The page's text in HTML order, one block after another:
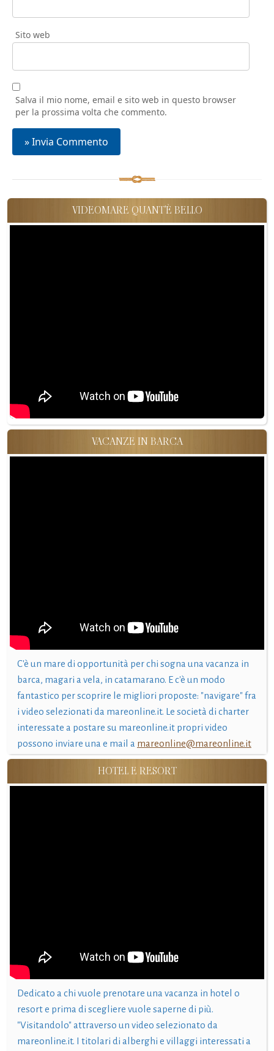
Sito web
Salva il mio nome, email e sito web in questo browser
per la prossima volta che commento.
VIDEOMARE QUANT'È BELLO
VACANZE IN BARCA
C'è un mare di opportunità per chi sogna una vacanza in
barca, magari a vela, in catamarano. E c'è un modo
fantastico per scoprire le migliori proposte: "navigare" fra
i video selezionati da mareonline.it. Le società di charter
interessate a postare su mareonline.it propri video
possono inviare una e mail a mareonline@mareonline.it
HOTEL E RESORT
Dedicato a chi vuole prenotare una vacanza in hotel o
resort e prima di scegliere vuole saperne di più.
"Visitandolo" attraverso un video selezionato da
mareonline.it. I titolari di alberghi e villaggi interessati a